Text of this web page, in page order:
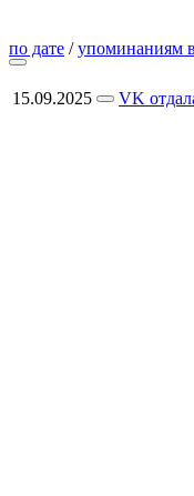
по дате /упоминаниям
15.09.2025 VK